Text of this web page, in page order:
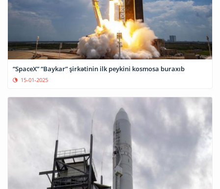
“SpaceX” “Baykar” şirkətinin ilk peykini kosmosa buraxıb
15-01-2025